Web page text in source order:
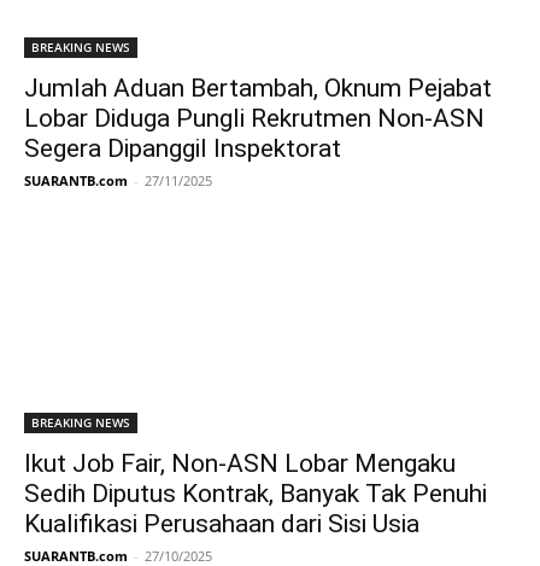
BREAKING NEWS
Jumlah Aduan Bertambah, Oknum Pejabat
Lobar Diduga Pungli Rekrutmen Non-ASN
Segera Dipanggil Inspektorat
SUARANTB.com - 27/11/2025
BREAKING NEWS
Ikut Job Fair, Non-ASN Lobar Mengaku
Sedih Diputus Kontrak, Banyak Tak Penuhi
Kualifikasi Perusahaan dari Sisi Usia
SUARANTB.com - 27/10/2025